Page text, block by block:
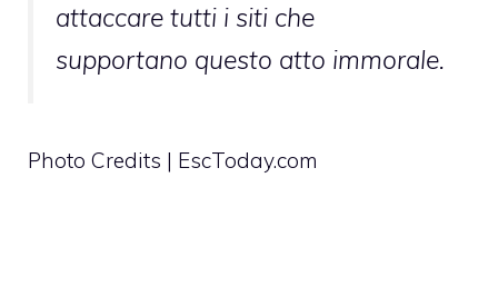
attaccare tutti i siti che
supportano questo atto immorale.
Photo Credits | EscToday.com